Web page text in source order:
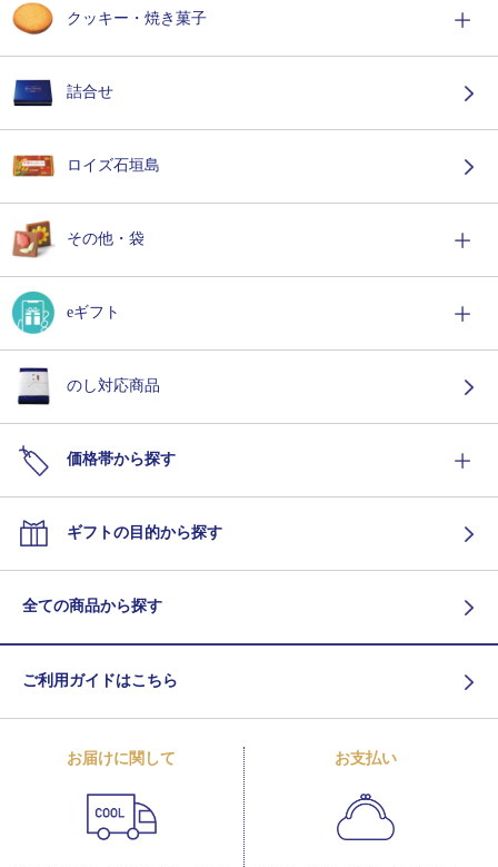
クッキー・焼き菓子
詰合せ
ロイズ石垣島
その他・袋
eギフト
のし対応商品
価格帯から探す
ギフトの目的から探す
全ての商品から探す
ご利用ガイドはこちら
お届けに関して お支払い